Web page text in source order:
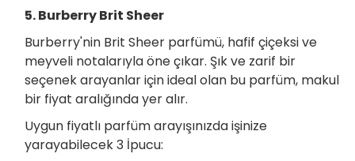
5. Burberry Brit Sheer
Burberry'nin Brit Sheer parfümü, hafif çiçeksi ve
meyveli notalarıyla öne çıkar. Şık ve zarif bir
seçenek arayanlar için ideal olan bu parfüm, makul
bir fiyat aralığında yer alır.
Uygun fiyatlı parfüm arayışınızda işinize
yarayabilecek 3 İpucu: